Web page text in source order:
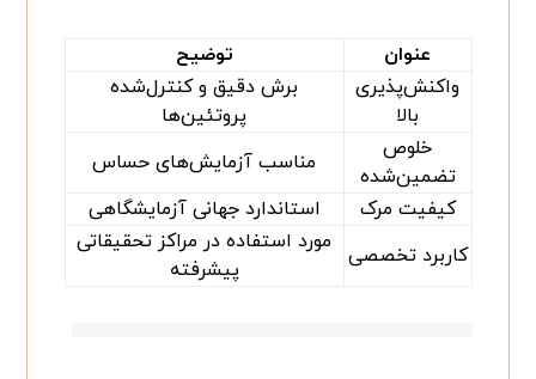
عنوان
توضیح
واکنش‌پذیری
بالا
برش دقیق و کنترل‌شده
پروتئین‌ها
خلوص
تضمین‌شده
مناسب آزمایش‌های حساس
کیفیت مرک
استاندارد جهانی آزمایشگاهی
کاربرد تخصصی
مورد استفاده در مراکز تحقیقاتی
پیشرفته